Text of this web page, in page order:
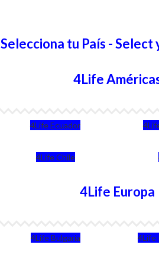
Selecciona tu País -
4Life
4Life Ecuador
4Life Chile
4Life Europa
4Life Bulgaria 4Life